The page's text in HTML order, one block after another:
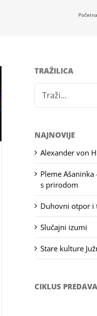
Početna
TRAŽILICA
for:
NAJNOVIJE
Alexander von
Pleme
s prirodom
Duhovni otpor i
Slučajni izumi
Stare kulture
CIKLUS